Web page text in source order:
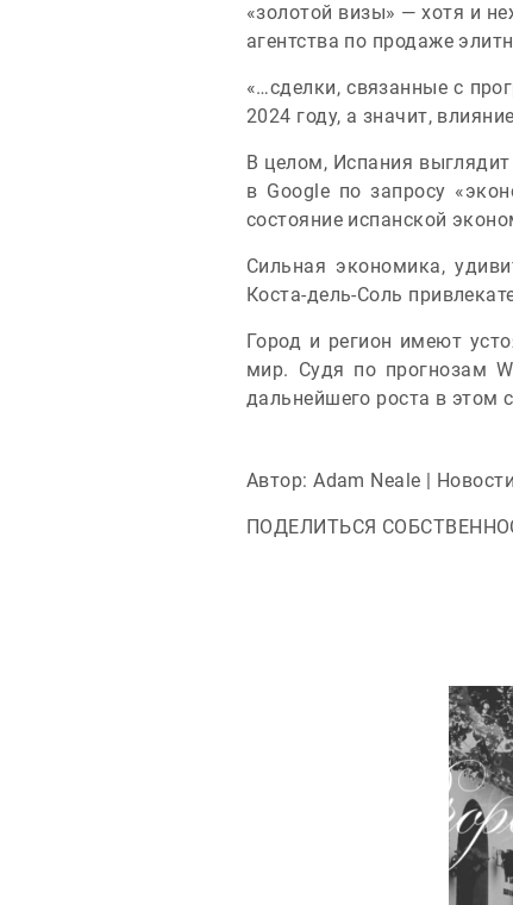
«золотой визы» — хотя и
агентства по продаже
«…сделки, связанные с
2024 году, а значит,
В целом, Испания
в Google по запросу
состояние испанской
Сильная экономика,
Коста-дель-Соль
Город и регион имеют
мир. Судя по прогнозам
дальнейшего роста в этом
Автор: Adam Neale |
ПОДЕЛИТЬСЯ